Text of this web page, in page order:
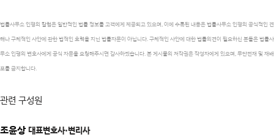
법률사무소 인평의 칼럼은 일반적인 법률 정보를 고객에게 제공되고 있으며, 이에 수록된 내용은 법률사무소 인평의 공식적인 견
해나 구체적인 사안에 관한 법적인 효력을 지닌 법률자문이 아닙니다. 구체적인 사안에 대한 법률의견이 필요하신 분들은 법률사
무소 인평의 변호사에게 공식 자문을 요청해주시면 감사하겠습니다. 본 게시물의 저작권은 작성자에게 있으며, 무단전재 및 재배
포를 금지합니다.
관련 구성원
조윤상대표변호사·변리사